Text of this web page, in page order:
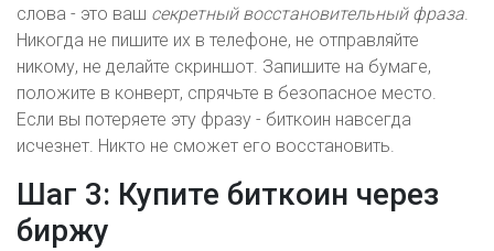
слова - это ваш секретный восстановительный фраза.
Никогда не пишите их в телефоне, не отправляйте
никому, не делайте скриншот. Запишите на бумаге,
положите в конверт, спрячьте в безопасное место.
Если вы потеряете эту фразу - биткоин навсегда
исчезнет. Никто не сможет его восстановить.
Шаг 3: Купите биткоин через
биржу